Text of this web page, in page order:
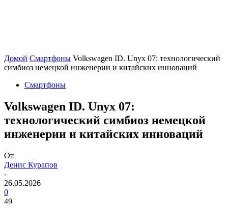
Домой Смартфоны Volkswagen ID. Unyx 07: технологический
симбиоз немецкой инженерии и китайских инноваций
Смартфоны
Volkswagen ID. Unyx 07:
технологический симбиоз немецкой
инженерии и китайских инноваций
От
Денис Курапов
-
26.05.2026
0
49